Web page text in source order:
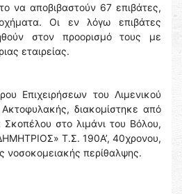
να αποβιβαστούν 67 επιβάτες,
Οι εν λόγω επιβάτες
στον προορισμό τους με
εταιρείας.
Επιχειρήσεων του Λιμενικού
διακομίστηκε από
Σκοπέλου στο λιμάνι του Βόλου,
Τ.Σ. 190Α’, 40χρονου,
νοσοκομειακής περίθαλψης.